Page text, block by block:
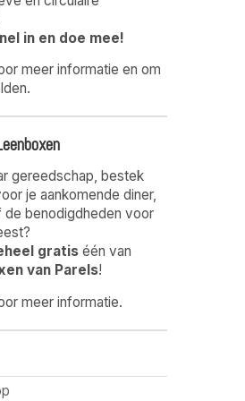
in en doe mee!
meer informatie en om
gereedschap, bestek
je aankomende diner,
de benodigdheden voor
gratis één van
van Parels!
meer informatie.